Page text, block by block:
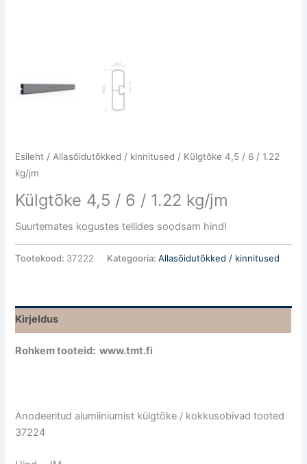
Esileht /Allasõidutõkked / kinnitused / Külgtõke 4,5 / 6 / 1.22
kg/jm
Külgtõke 4,5 / 6 / 1.22 kg/jm
Suurtemates kogustes tellides soodsam hind!
Tootekood: 37222 Kategooria:Allasõidutõkked / kinnitused
Kirjeldus
Rohkem tooteid: www.tmt.fi
Anodeeritud alumiiniumist külgtõke / kokkusobivad tooted
37224